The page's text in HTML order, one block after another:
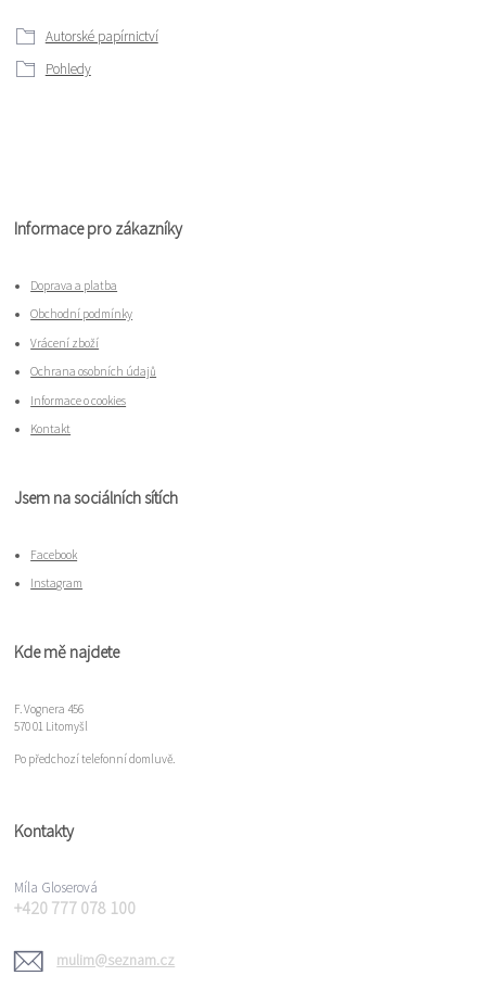
Autorské papírnictví
Pohledy
Informace pro zákazníky
Doprava a platba
Obchodní podmínky
Vrácení zboží
Ochrana osobních údajů
Informace o cookies
Kontakt
Jsem na sociálních sítích
Facebook
Instagram
Kde mě najdete
F. Vognera 456
570 01 Litomyšl
Po předchozí telefonní domluvě.
Kontakty
Míla Gloserová
+420 777 078 100
mulim@seznam.cz